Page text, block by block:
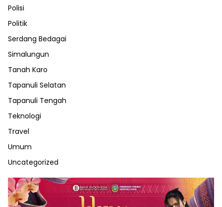
Polisi
Politik
Serdang Bedagai
Simalungun
Tanah Karo
Tapanuli Selatan
Tapanuli Tengah
Teknologi
Travel
Umum
Uncategorized